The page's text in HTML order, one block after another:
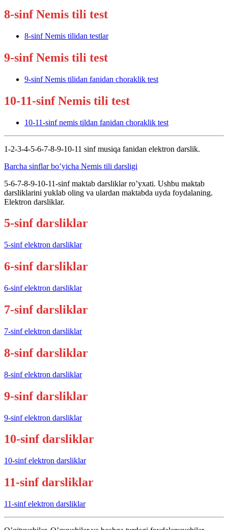
8-sinf Nemis tili test
8-sinf Nemis tilidan testlar
9-sinf Nemis tili test
9-sinf Nemis tilidan fanidan choraklik test
10-11-sinf Nemis tili test
10-11-sinf nemis tildan fanidan choraklik test
1-2-3-4-5-6-7-8-9-10-11 sinf musiqa fanidan elektron darslik.
Barcha sinflar bo’yicha Nemis tili darsligi
5-6-7-8-9-10-11-sinf maktab darsliklar ro’yxati. Ushbu maktab
darsliklarini yuklab oling va ulardan maktabda uyda foydalaning.
Elektron darsliklar.
5-sinf darsliklar
5-sinf elektron darsliklar
6-sinf darsliklar
6-sinf elektron darsliklar
7-sinf darsliklar
7-sinf elektron darsliklar
8-sinf darsliklar
8-sinf elektron darsliklar
9-sinf darsliklar
9-sinf elektron darsliklar
10-sinf darsliklar
10-sinf elektron darsliklar
11-sinf darsliklar
11-sinf elektron darsliklar